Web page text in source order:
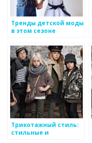
Тренды детской моды
в этом сезоне
Трикотажный стиль:
стильные и